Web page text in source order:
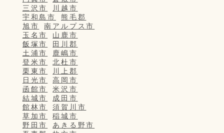
三沢市
川越市
宇和島市
熊毛郡
旭市
南アルプス市
玉名市
山鹿市
飯塚市
田川郡
土浦市
鹿嶋市
登米市
北杜市
栗東市
川上郡
日光市
高岡市
函館市
米沢市
結城市
成田市
館林市
須賀川市
草加市
稲城市
野田市
あきる野市